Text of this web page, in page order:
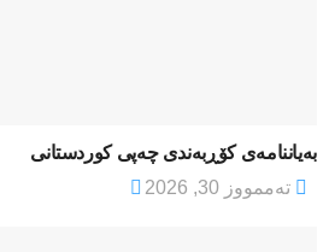
بەیاننامەی کۆڕبەندی چەپی کوردستانی
تەممووز 30, 2026